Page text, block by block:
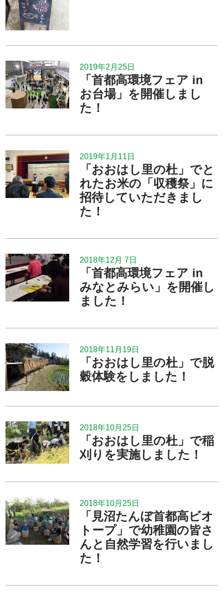
2019年2月25日
「首都高環境フェア in
お台場」を開催しまし
た！
2019年1月11日
「おおはし里の杜」でと
れたお米の「収穫祭」に
招待していただきまし
た！
2018年12月 7日
「首都高環境フェア in
みなとみらい」を開催し
ました！
2018年11月19日
「おおはし里の杜」で脱
穀体験をしました！
2018年10月25日
「おおはし里の杜」で稲
刈りを実施しました！
2018年10月25日
「見沼たんぼ首都高ビオ
トープ」で幼稚園の皆さ
んと自然学習を行いまし
た！